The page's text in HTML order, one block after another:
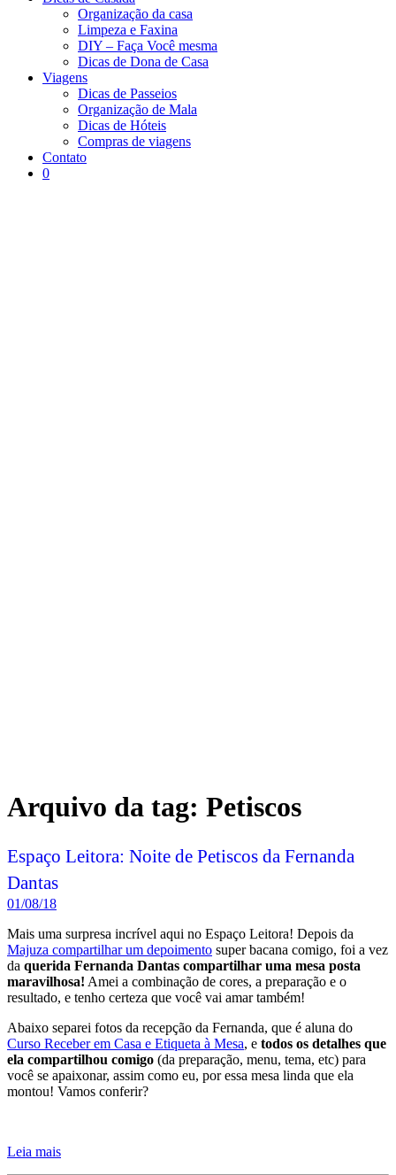
Organização da casa
Limpeza e Faxina
DIY – Faça Você mesma
Dicas de Dona de Casa
Viagens
Dicas de Passeios
Organização de Mala
Dicas de Hóteis
Compras de viagens
Contato
0
Arquivo da tag: Petiscos
Espaço Leitora: Noite de Petiscos da Fernanda
Dantas
01/08/18
Mais uma surpresa incrível aqui no Espaço Leitora! Depois da
Majuza compartilhar um depoimento super bacana comigo, foi a vez
da querida Fernanda Dantas compartilhar uma mesa posta
maravilhosa! Amei a combinação de cores, a preparação e o
resultado, e tenho certeza que você vai amar também!
Abaixo separei fotos da recepção da Fernanda, que é aluna do
Curso Receber em Casa e Etiqueta à Mesa, e todos os detalhes que
ela compartilhou comigo (da preparação, menu, tema, etc) para
você se apaixonar, assim como eu, por essa mesa linda que ela
montou! Vamos conferir?
Leia mais